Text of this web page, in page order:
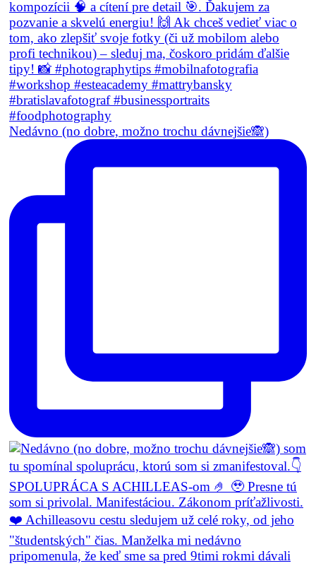
Nedávno (no dobre, možno trochu dávnejšie🙈)